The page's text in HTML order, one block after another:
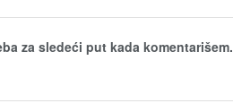
za sledeći put kada komentarišem.